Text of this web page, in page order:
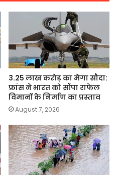
3.25 लाख करोड़ का मेगा सौदा:
फ्रांस ने भारत को सौंपा राफेल
विमानों के निर्माण का प्रस्ताव
August 7, 2026